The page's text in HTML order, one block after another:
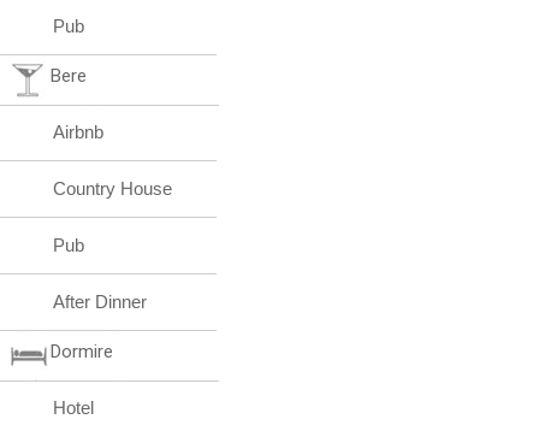
Pub
Bere
Airbnb
Country House
Pub
After Dinner
Dormire
Hotel